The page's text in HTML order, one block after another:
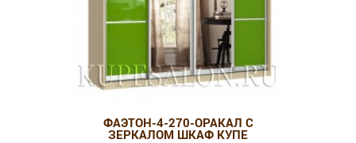
ФАЭТОН-4-270-ОРАКАЛ С
ЗЕРКАЛОМ ШКАФ КУПЕ